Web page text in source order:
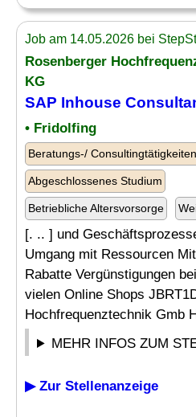
Job am 14.05.2026 bei
Rosenberger
KG
SAP Inhouse
• Fridolfing
Beratungs-/ Consultingtätigkeiten
Abgeschlossenes Studium
Betriebliche Altersvorsorge
[. .. ] und
Umgang mit Ressourcen
Rabatte Vergünstigungen
vielen Online Shops
Hochfrequenztechnik Gmb
MEHR INFOS ZUM
▶ Zur Stellenanzeige